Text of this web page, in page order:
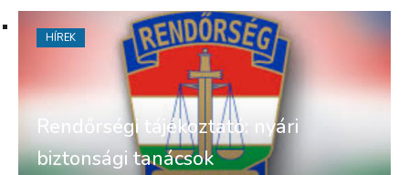
Rendőrségi tájékoztató: nyári
biztonsági tanácsok
HÍREK